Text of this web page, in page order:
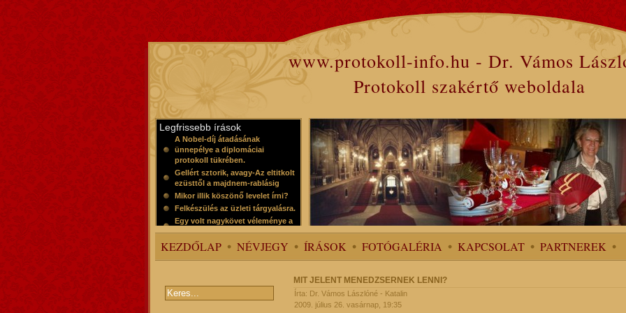
www.protokoll-info.hu - Dr. Vámos
Protokoll szakértő weboldala
Legfrissebb írások
A Nobel-díj átadásának
ünnepélye a diplomáciai
protokoll tükrében.
Gellért sztorik, avagy-Az eltitkolt
ezüsttől a majdnem-rablásig
Mikor illik köszönő levelet írni?
Felkészülés az üzleti tárgyalásra.
Egy volt nagykövet véleménye a
protokollról
KEZDŐLAP NÉVJEGY ÍRÁSOK FOTÓGALÉRIA KAPCSOLAT PARTNEREK
MIT JELENT MENEDZSERNEK LENNI?
Írta: Dr. Vámos Lászlóné - Katalin
2009. július 26. vasárnap, 19:35